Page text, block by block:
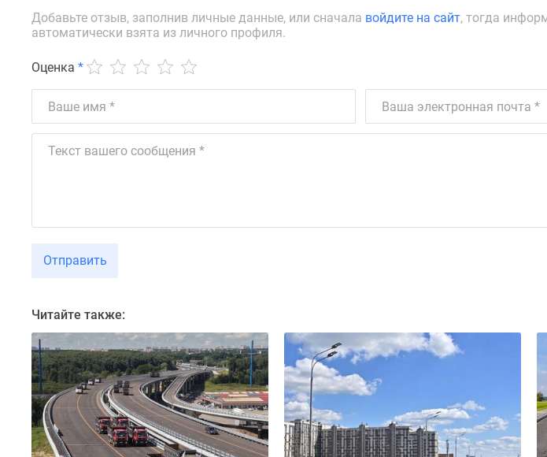
Реклама
Апартаменты
#траншевая
скидками
новостроек
Субсидированная
застройщиком
Rutube
Москве
Добавьте отзыв, заполнив личные данные, или сначала войдите на сайт, тогда
автоматически взята из личного профиля.
Оценка *
Отправить
Читайте также: